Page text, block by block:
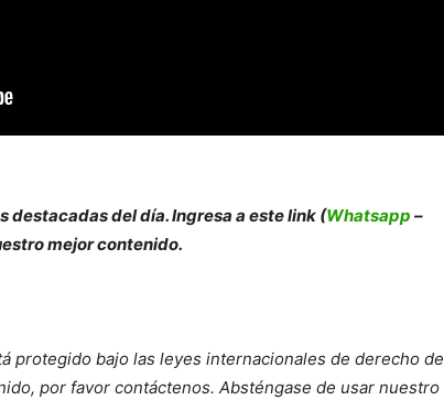
destacadas del día. Ingresa a este link (Whatsapp –
mejor contenido.
protegido bajo las leyes internacionales de derecho de
por favor contáctenos. Absténgase de usar nuestro